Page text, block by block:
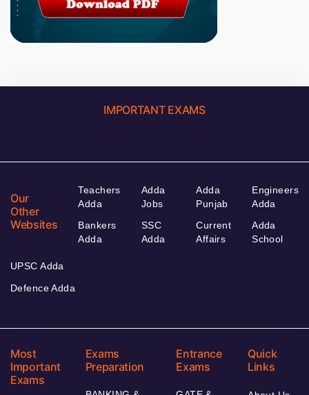
IMPORTANT EXAMS
Our
Other
Websites
Teachers
Adda
Bankers
Adda
Adda
Jobs
SSC
Adda
Adda
Punjab
Current
Affairs
Engineers
Adda
Adda
School
UPSC Adda
Defence Adda
Most
Important
Exams
Exams
Preparation
Entrance
Exams
Quick
Links